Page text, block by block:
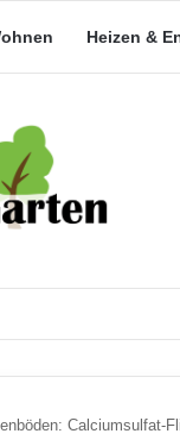
Heizen &
Calciumsulfat-